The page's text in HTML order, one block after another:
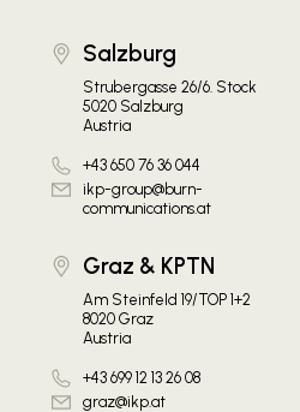
Salzburg
Strubergasse 26/6. Stock
5020 Salzburg
Austria
+43 650 76 36 044
ikp-group@burn-
communications.at
Graz & KPTN
Am Steinfeld 19/TOP 1+2
8020 Graz
Austria
+43 699 12 13 26 08
graz@ikp.at